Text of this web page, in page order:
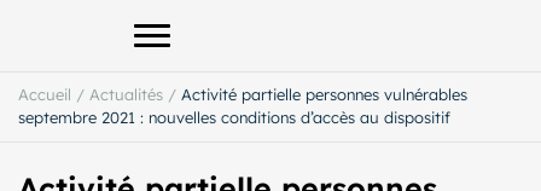
Afficher le menu principal
Accueil / Actualités / Activité partielle personnes vulnérables
septembre 2021 : nouvelles conditions d’accès au dispositif